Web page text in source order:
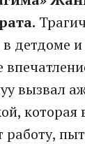
в детдоме
вызвал
которая